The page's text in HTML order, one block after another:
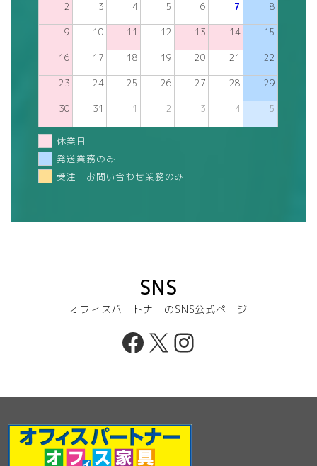
2 3 4 5 6 7 8
9 10 11 12 13 14 15
16 17 18 19 20 21 22
23 24 25 26 27 28 29
30 31 1 2 3 4 5
休業日
発送業務のみ
受注・お問い合わせ業務のみ
SNS
オフィスパートナーのSNS公式ページ
Facebook
X Instagram